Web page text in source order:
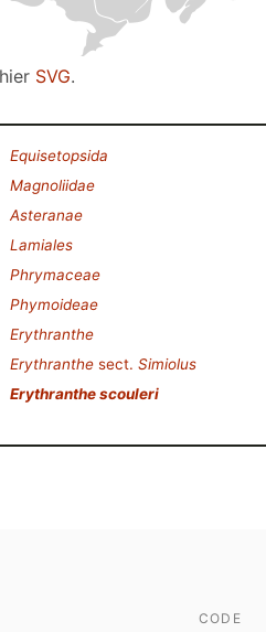
SVG.
Equisetopsida
Magnoliidae
Asteranae
Lamiales
Phrymaceae
Phymoideae
Erythranthe
Erythranthe sect. Simiolus
Erythranthe scouleri
CODE